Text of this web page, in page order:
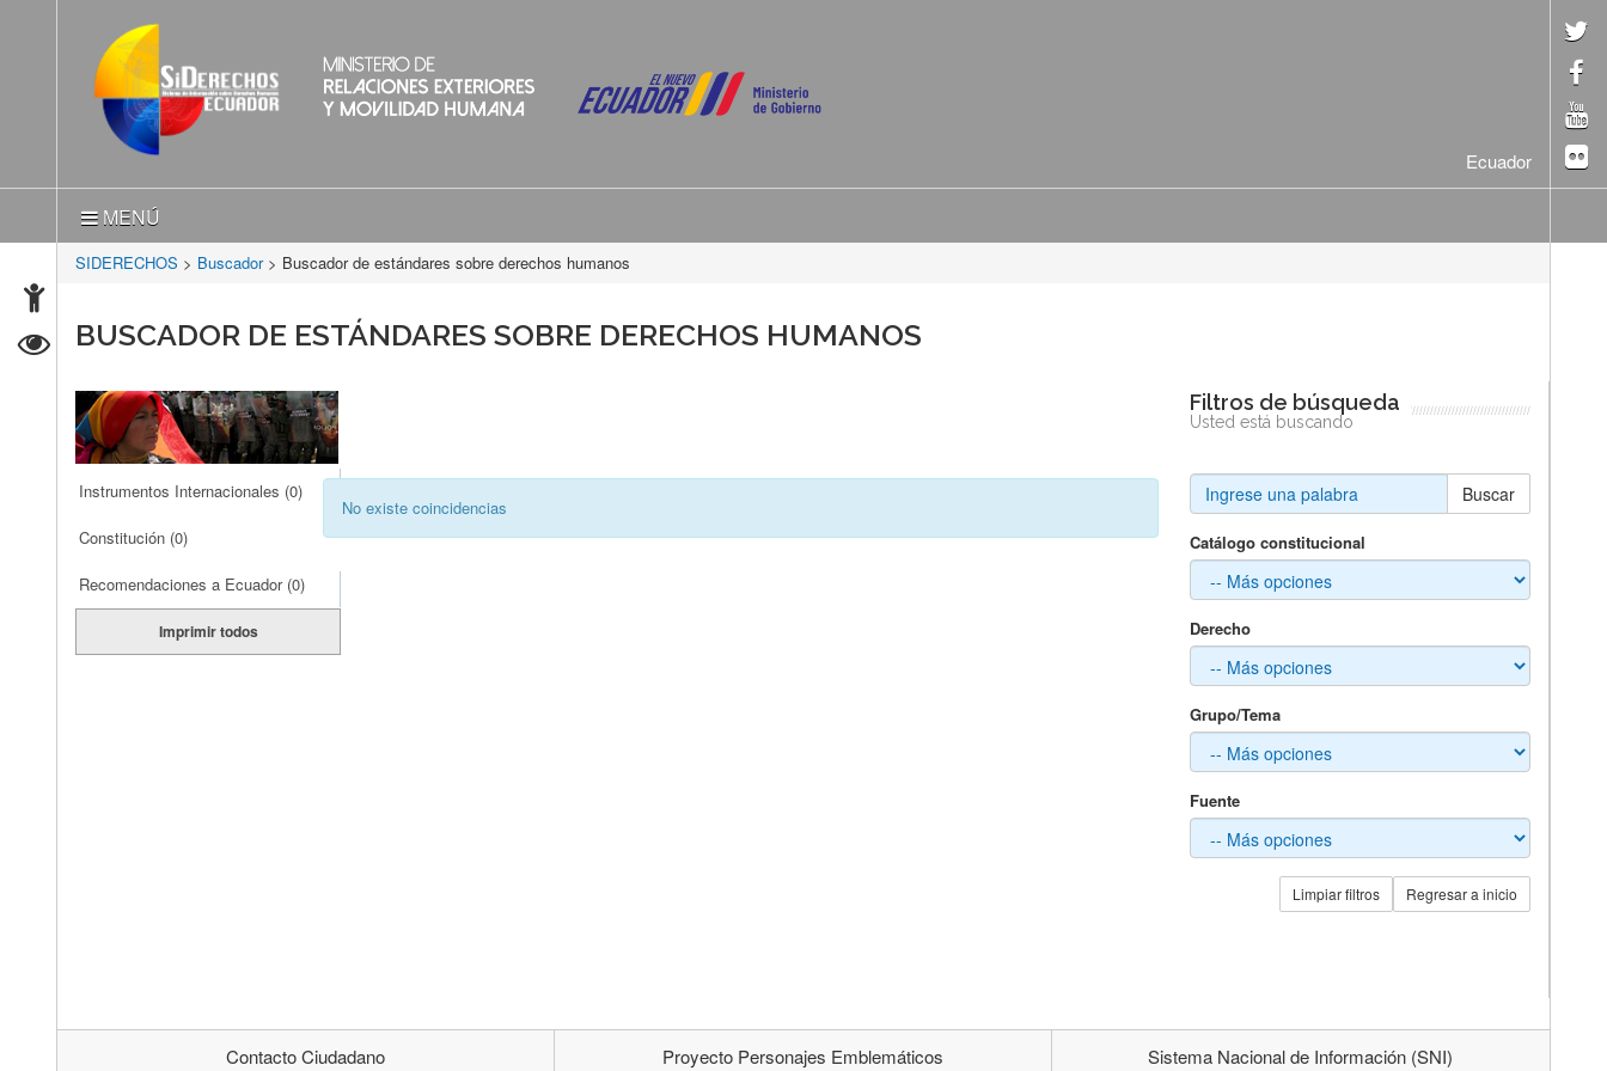
Ecuador
MENÚ
SIDERECHOS > Buscador > Buscador de estándares sobre derechos humanos
BUSCADOR DE ESTÁNDARES SOBRE DERECHOS HUMANOS
Instrumentos Internacionales (0)
Constitución (0)
Recomendaciones a Ecuador (0)
Imprimir todos
No existe coincidencias
Filtros de búsqueda
Usted está buscando
Buscar
Catálogo constitucional
Derecho
Grupo/Tema
Fuente
Regresar a inicio
Limpiar filtros
Contacto Ciudadano Proyecto Personajes Emblemáticos Sistema Nacional de Información (SNI)